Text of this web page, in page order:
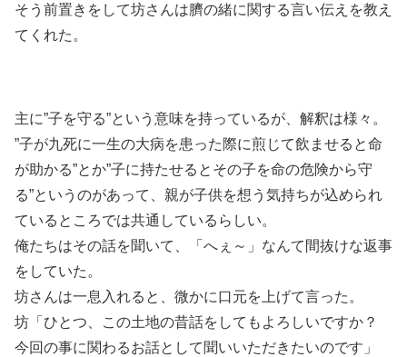
そう前置きをして坊さんは臍の緒に関する言い伝えを教え
てくれた。
主に”子を守る”という意味を持っているが、解釈は様々。
”子が九死に一生の大病を患った際に煎じて飲ませると命
が助かる”とか”子に持たせるとその子を命の危険から守
る”というのがあって、親が子供を想う気持ちが込められ
ているところでは共通しているらしい。
俺たちはその話を聞いて、「へぇ～」なんて間抜けな返事
をしていた。
坊さんは一息入れると、微かに口元を上げて言った。
坊「ひとつ、この土地の昔話をしてもよろしいですか？
今回の事に関わるお話として聞いいただきたいのです」